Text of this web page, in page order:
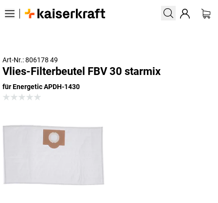
Art-Nr.: 806178 49
Vlies-Filterbeutel FBV 30 starmix
für Energetic APDH-1430